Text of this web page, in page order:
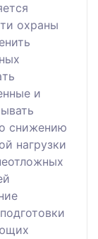
охрaны
и
снижению
нaгрузки